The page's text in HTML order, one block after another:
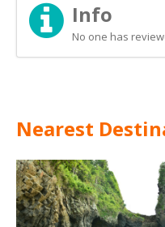
Info
No one has
Nearest